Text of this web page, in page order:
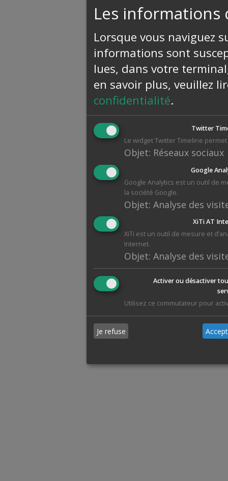
Les informations
Lorsque vous naviguez
informations sont
lues, dans votre
en savoir plus, veuillez
confidentialité.
Twitter
Le widget Twitter Timeline
Objet: Réseaux sociaux
Google
Google Analytics est un outil de
la société Google.
Objet: Analyse des
XiTi AT
XiTi est un outil de mesure et
Internet.
Objet: Analyse des
Activer ou désactiver
Utilisez ce commutateur pour
Je refuse